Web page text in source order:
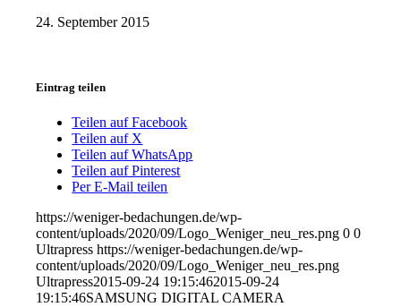
24. September 2015
Eintrag teilen
Teilen auf Facebook
Teilen auf X
Teilen auf WhatsApp
Teilen auf Pinterest
Per E-Mail teilen
https://weniger-bedachungen.de/wp-
content/uploads/2020/09/Logo_Weniger_neu_res.png 0 0
Ultrapress https://weniger-bedachungen.de/wp-
content/uploads/2020/09/Logo_Weniger_neu_res.png
Ultrapress2015-09-24 19:15:462015-09-24
19:15:46SAMSUNG DIGITAL CAMERA